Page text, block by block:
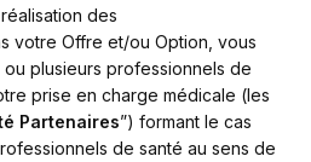
des
votre Offre et/ou Option, vous
plusieurs professionnels de
prise en charge médicale (les
Partenaires”) formant le cas
de santé au sens de